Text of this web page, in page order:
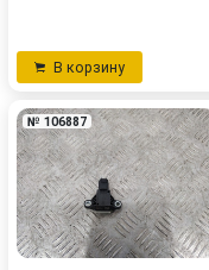
В корзину
№ 106887